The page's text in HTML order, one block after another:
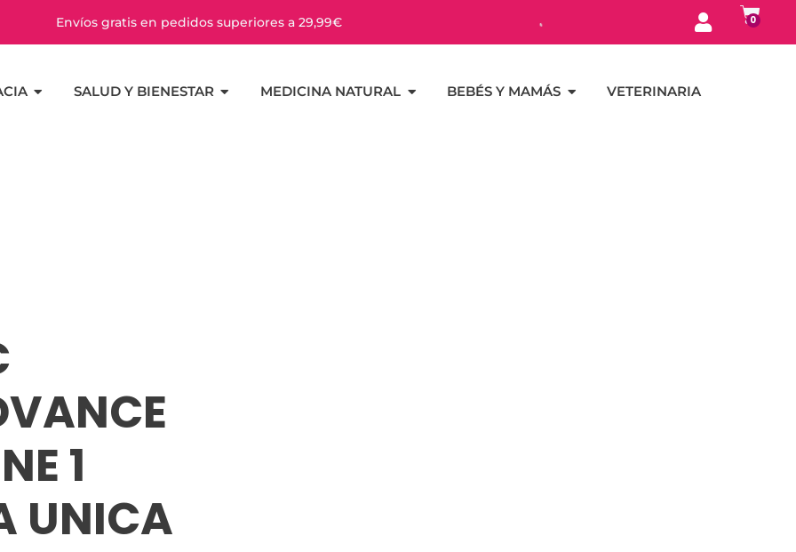
Envíos gratis en pedidos superiores a 29,99€ 0
SALUD Y BIENESTAR MEDICINA NATURAL BEBÉS Y MAMÁS VETERINARIA
1
UNICA